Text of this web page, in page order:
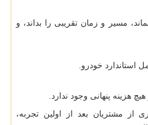
مسیر و زمان تقریبی را بداند، و
استاندارد خودرو.
هزینه پنهانی وجود ندارد.
از مشتریان بعد از اولین تجربه،